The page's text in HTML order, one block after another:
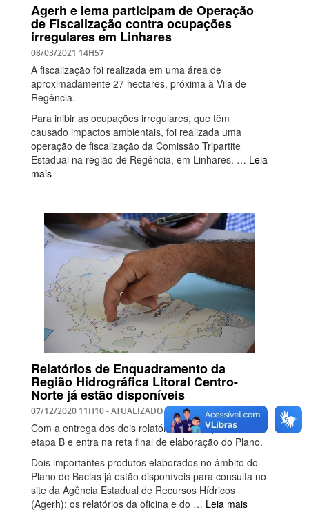
Agerh e Iema participam de Operação
de Fiscalização contra ocupações
irregulares em Linhares
08/03/2021 14H57
A fiscalização foi realizada em uma área de
aproximadamente 27 hectares, próxima à Vila de
Regência.
Para inibir as ocupações irregulares, que têm
causado impactos ambientais, foi realizada uma
operação de fiscalização da Comissão Tripartite
Estadual na região de Regência, em Linhares. … Leia
mais
Relatórios de Enquadramento da
Região Hidrográfica Litoral Centro-
Norte já estão disponíveis
07/12/2020 11H10- ATUALIZADO EM07/12/2020 11H23
Com a entrega dos dois relatórios, a equipe finaliza a
etapa B e entra na reta final de elaboração do Plano.
Dois importantes produtos elaborados no âmbito do
Plano de Bacias já estão disponíveis para consulta no
site da Agência Estadual de Recursos Hídricos
(Agerh): os relatórios da oficina e do … Leia mais